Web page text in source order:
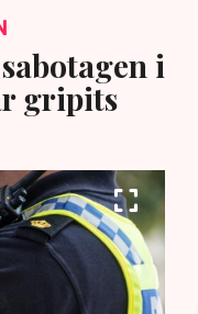
i
gripits